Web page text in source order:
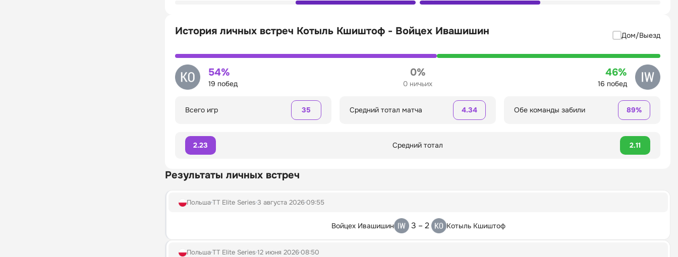
История личных встреч Котыль Кшиштоф - Войцех Ивашишин Дом/Выезд
54%
19 побед
0%
0 ничьих
46%
16 побед
Всего игр 35 Средний тотал матча 4.34 Обе команды забили 89%
2.23 Средний тотал 2.11
Результаты личных встреч
ПольшаTT Elite Series 3 августа 202609:55
Войцех Ивашишин 3 – 2 Котыль Кшиштоф
ПольшаTT Elite Series 12 июня 202608:50